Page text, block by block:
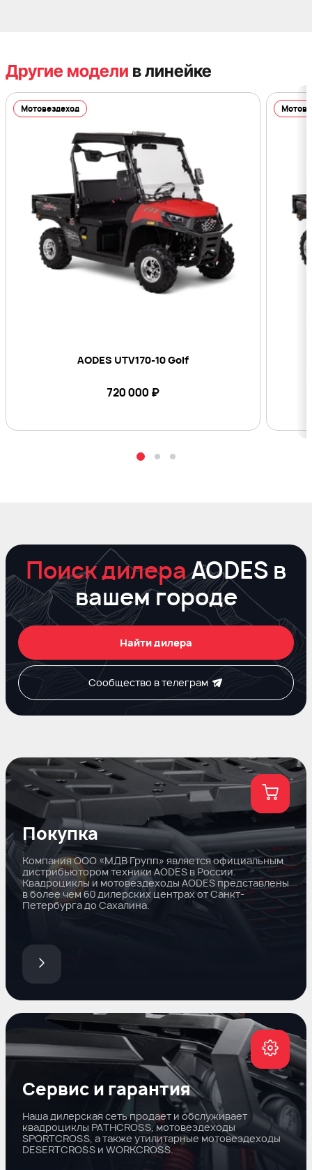
Другие модели в линейке
Мотовездеход
AODES UTV170-10 Golf
720 000 ₽
Поиск дилераAODES в
вашем городе
Найти дилера
Сообщество в телеграм
Покупка
Компания ООО «МДВ Групп» является официальным
дистрибьютором техники AODES в России.
Квадроциклы и мотовездеходы AODES представлены
в более чем 60 дилерских центрах от Санкт-
Петербурга до Сахалина.
Сервис и гарантия
Наша дилерская сеть продает и обслуживает
квадроциклы PATHCROSS, мотовездеходы
SPORTCROSS, а также утилитарные мотовездеходы
DESERTCROSS и WORKCROSS.